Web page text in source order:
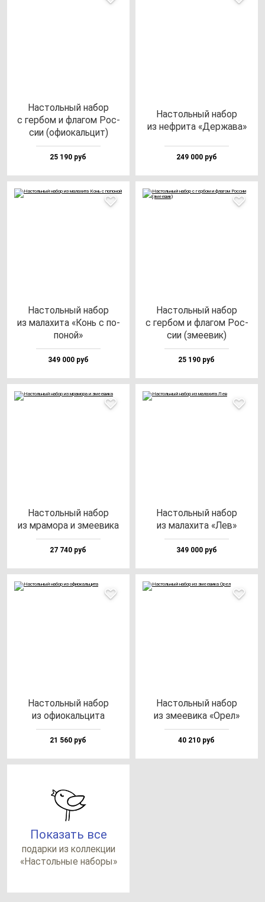
Нас­толь­ный на­бор
с гер­бом и фла­гом Рос­
сии (офи­окаль­цит)
25 190 руб
Нас­толь­ный на­бор
из неф­ри­та «Дер­жа­ва»
249 000 руб
Нас­толь­ный на­бор
из ма­ла­хи­та «Конь с по­
по­ной»
349 000 руб
Нас­толь­ный на­бор
с гер­бом и фла­гом Рос­
сии (зме­евик)
25 190 руб
Нас­толь­ный на­бор
из мра­мо­ра и зме­еви­ка
27 740 руб
Нас­толь­ный на­бор
из ма­ла­хи­та «Лев»
349 000 руб
Нас­толь­ный на­бор
из офи­окаль­ци­та
21 560 руб
Нас­толь­ный на­бор
из зме­еви­ка «Орел»
40 210 руб
Показать все
по­дар­ки из кол­лек­ции
«Нас­толь­ные на­бо­ры»